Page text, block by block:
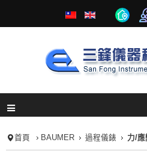
首頁 BAUMER 過程儀錶 力/應